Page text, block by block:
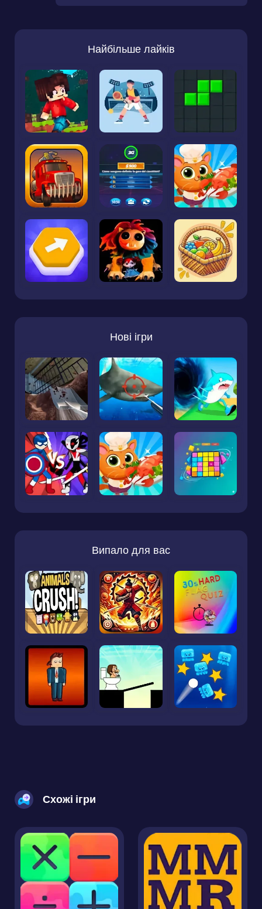
Найбільше лайків
Нові ігри
Випало для вас
Схожі ігри